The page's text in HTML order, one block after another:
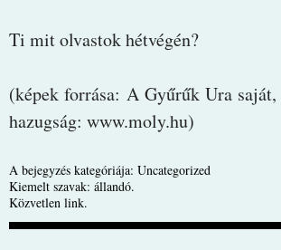
Ti mit olvastok hétvégén?
(képek forrása: A Gyűrűk Ura
hazugság: www.moly.hu)
A bejegyzés kategóriája: Uncategorized
Kiemelt szavak: állandó.
Közvetlen link.